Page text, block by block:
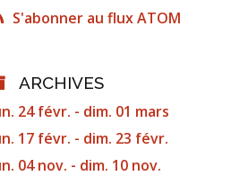
S'abonner au flux ATOM
ARCHIVES
24 févr. - dim. 01 mars
17 févr. - dim. 23 févr.
04 nov. - dim. 10 nov.